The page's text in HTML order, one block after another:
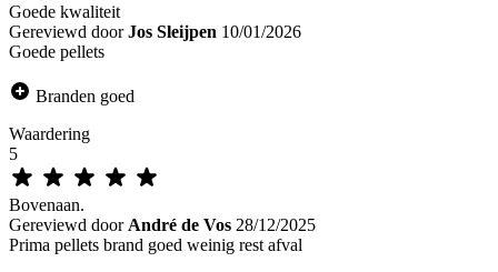
Goede kwaliteit
Gereviewd door Jos Sleijpen 10/01/2026
Goede pellets
Branden goed
Waardering
5
Bovenaan.
Gereviewd door André de Vos 28/12/2025
Prima pellets brand goed weinig rest afval